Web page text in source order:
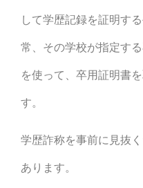
して学歴記録を証明す
常、その学校が指定す
を使って、卒用証明書
す。
学歴詐称を事前に見抜
あります。